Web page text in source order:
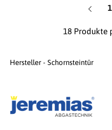
1
Hersteller - Schornsteintür